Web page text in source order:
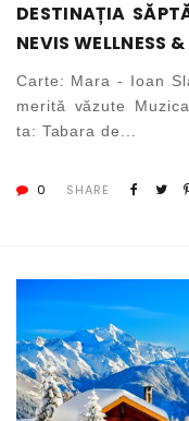
DESTINAȚIA
NEVIS WELLNESS
Carte: Mara - Ioan
merită văzute
ta: Tabara de...
0 SHARE